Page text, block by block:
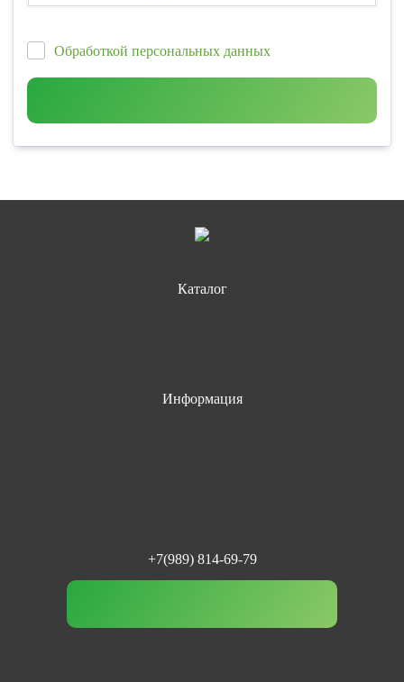
Обработкой персональных данных
Каталог
Информация
+7(989) 814-69-79